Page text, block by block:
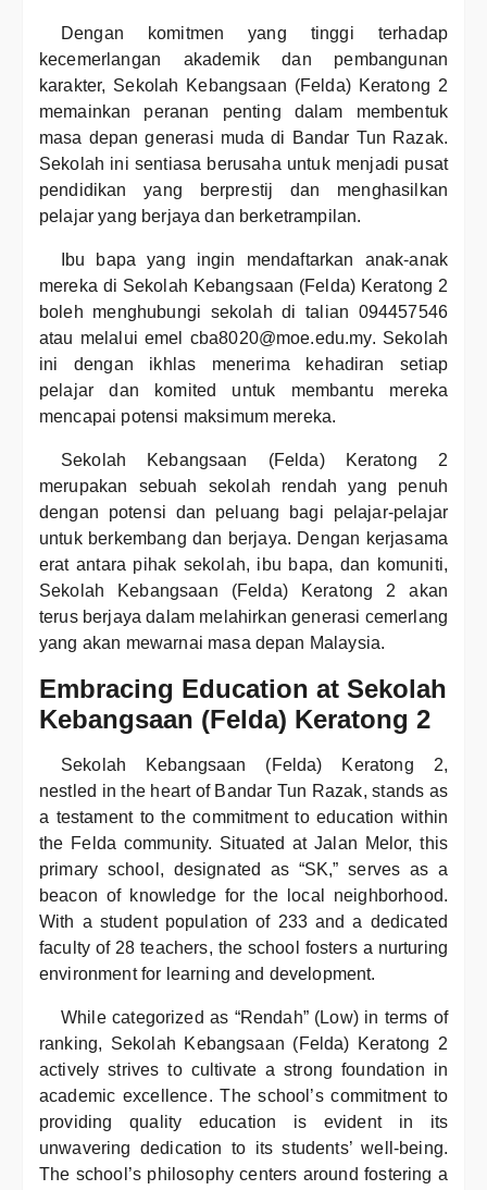
Dengan komitmen yang tinggi terhadap
kecemerlangan akademik dan pembangunan
karakter, Sekolah Kebangsaan (Felda) Keratong 2
memainkan peranan penting dalam membentuk
masa depan generasi muda di Bandar Tun Razak.
Sekolah ini sentiasa berusaha untuk menjadi pusat
pendidikan yang berprestij dan menghasilkan
pelajar yang berjaya dan berketrampilan.
Ibu bapa yang ingin mendaftarkan anak-anak
mereka di Sekolah Kebangsaan (Felda) Keratong 2
boleh menghubungi sekolah di talian 094457546
atau melalui emel cba8020@moe.edu.my. Sekolah
ini dengan ikhlas menerima kehadiran setiap
pelajar dan komited untuk membantu mereka
mencapai potensi maksimum mereka.
Sekolah Kebangsaan (Felda) Keratong 2
merupakan sebuah sekolah rendah yang penuh
dengan potensi dan peluang bagi pelajar-pelajar
untuk berkembang dan berjaya. Dengan kerjasama
erat antara pihak sekolah, ibu bapa, dan komuniti,
Sekolah Kebangsaan (Felda) Keratong 2 akan
terus berjaya dalam melahirkan generasi cemerlang
yang akan mewarnai masa depan Malaysia.
Embracing Education at Sekolah
Kebangsaan (Felda) Keratong 2
Sekolah Kebangsaan (Felda) Keratong 2,
nestled in the heart of Bandar Tun Razak, stands as
a testament to the commitment to education within
the Felda community. Situated at Jalan Melor, this
primary school, designated as “SK,” serves as a
beacon of knowledge for the local neighborhood.
With a student population of 233 and a dedicated
faculty of 28 teachers, the school fosters a nurturing
environment for learning and development.
While categorized as “Rendah” (Low) in terms of
ranking, Sekolah Kebangsaan (Felda) Keratong 2
actively strives to cultivate a strong foundation in
academic excellence. The school’s commitment to
providing quality education is evident in its
unwavering dedication to its students’ well-being.
The school’s philosophy centers around fostering a